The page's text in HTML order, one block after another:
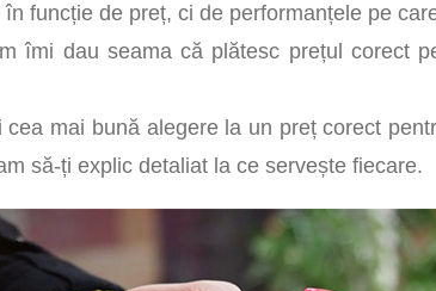
funcție de preț, ci de performanțele pe
îmi dau seama că plătesc prețul corect
mai bună alegere la un preț corect
să-ți explic detaliat la ce servește fiecare.